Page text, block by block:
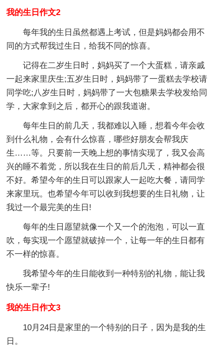
我的生日作文2
每年我的生日虽然都遇上考试，但是妈妈都会用不
同的方式帮我过生日，给我不同的惊喜。
记得在二岁生日时，妈妈买了一个大蛋糕，请亲戚
一起来家里庆生;五岁生日时，妈妈带了一蛋糕去学校请
同学吃;八岁生日时，妈妈带了一大包糖果去学校发给同
学，大家拿到之后，都开心的跟我道谢。
每年生日的前几天，我都难以入睡，想着今年会收
到什么礼物，会有什么惊喜，哪些好朋友会帮我庆
生……等。只要前一天晚上想的事情实现了，我又会高
兴的睡不着觉，所以我在生日的前后几天，精神都会很
不好。希望今年的生日可以跟家人一起吃大餐，请同学
来家里玩。也希望今年可以收到我想要的生日礼物，让
我过一个最完美的生日!
每年的生日愿望就像一个又一个的泡泡，可以一直
吹，每实现一个愿望就破掉一个，让每一年的生日都有
不一样的惊喜。
我希望今年的生日能收到一种特别的礼物，能让我
快乐一辈子!
我的生日作文3
10月24日是家里的一个特别的日子，因为是我的生
日。